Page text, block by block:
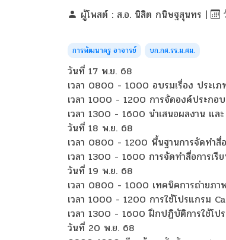
ผู้โพสต์ : ส.อ. นิสิต กนิษฐสุนทร |
การพัฒนาครู อาจารย์ บก.กศ.รร.ม.ศม.
วันที่ 17 พ.ย. 68
เวลา 0800 - 1000 อบรมเรื่อง ประเ
เวลา 1000 - 1200 การจัดองค์ประกอ
เวลา 1300 - 1600 นำเสนอผลงาน แล
วันที่ 18 พ.ย. 68
เวลา 0800 - 1200 พื้นฐานการจัดทำสื่อ
เวลา 1300 - 1600 การจัดทำสื่อการเ
วันที่ 19 พ.ย. 68
เวลา 0800 - 1000 เทคนิคการถ่ายภา
เวลา 1000 - 1200 การใช้โปรแกรม
เวลา 1300 - 1600 ฝึกปฏิบัติการใช้โป
วันที่ 20 พ.ย. 68